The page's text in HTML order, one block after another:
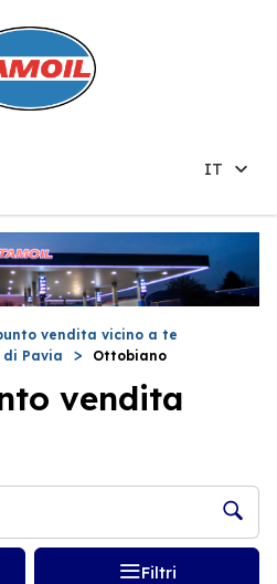
IT
vendita vicino a te
di Pavia Ottobiano
vendita
Filtri